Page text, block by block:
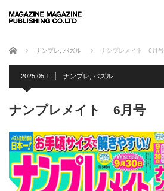
ホーム ナンプレ パズル ナンプレメイト 6月号
2025.05.1 ナンプレ パズル
ナンプレメイト 6月号